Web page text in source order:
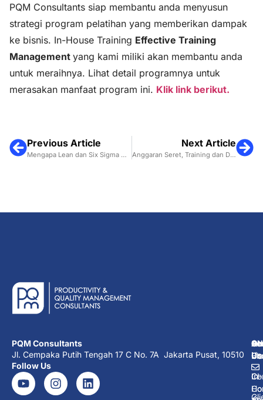
PQM Consultants siap membantu anda menyusun
strategi program pelatihan yang memberikan dampak
ke bisnis. In-House Training Effective Training
Management yang kami miliki akan membantu anda
untuk meraihnya. Lihat detail programnya untuk
merasakan manfaat program ini. Klik link berikut.
Previous Article
Mengapa Lean dan Six Sigma Harus Disatukan?
Next Article
Anggaran Seret, Training dan Development Seperti Apa yang Bisa Dilakukan?
PQM Consultants
Jl. Cempaka Putih Tengah 17 C No. 7A Jakarta Pusat, 10510
Follow Us
In-
CI
Us